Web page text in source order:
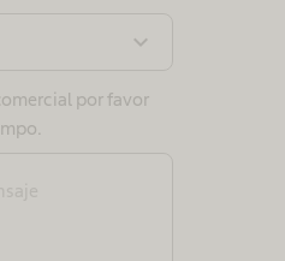
expand_more
por favor